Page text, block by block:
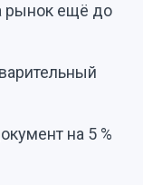
рынок ещё до
на 5 %